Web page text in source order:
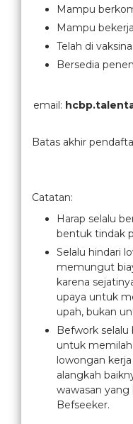
Mampu
Mampu
Telah di
Bersedia
email:
Batas akhir
Catatan:
Harap selalu
bentuk tindak
Selalu hindari
memungut
karena
upaya untuk
upah, bukan
Befwork
untuk
lowongan
alangkah
wawasan yang
Befseeker.